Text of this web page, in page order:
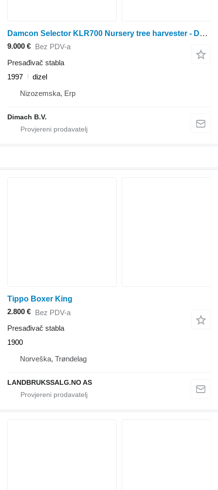
Damcon Selector KLR700 Nursery tree harvester - Deutz engine - NL machi
9.000 € Bez PDV-a
Presađivač stabla
1997
dizel
Nizozemska, Erp
Dimach B.V.
Tippo Boxer King
2.800 € Bez PDV-a
Presađivač stabla
1900
Norveška, Trøndelag
LANDBRUKSSALG.NO AS